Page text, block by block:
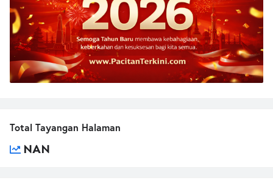
Total Tayangan Halaman
NAN